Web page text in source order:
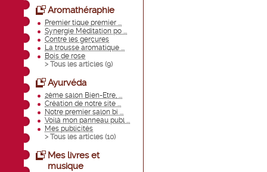
Aromathéraphie
Premier tique premier ...
Synergie Méditation po ...
Contre les gerçures
La trousse aromatique ...
Bois de rose
> Tous les articles (9)
Ayurvéda
2ème salon Bien-Etre, ...
Création de notre site ...
Notre premier salon bi ...
Voilà mon panneau publ ...
Mes publicités
> Tous les articles (10)
Mes livres et
musique